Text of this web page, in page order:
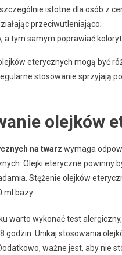
istotne dla osób z
przeciwutleniająco;
tym samym poprawiać koloryt
eterycznych mogą być
stosowanie sprzyjają
olejków
na twarz wymaga
Olejki eteryczne
Stężenie olejków
ml bazy.
warto wykonać test
godzin. Unikaj stosowania
ważne jest, aby nie